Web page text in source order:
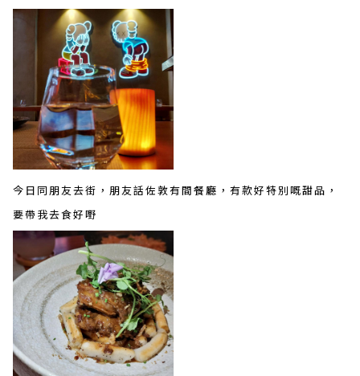
今日同朋友去街，朋友話佐敦有間餐廳，有款好特別嘅甜品，
要帶我去食好嘢